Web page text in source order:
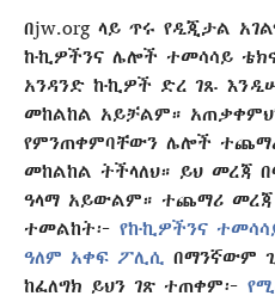
በjw.org ላይ ጥሩ የዲጂታል
ኩኪዎችንና ሌሎች ተመሳሳይ
አንዳንድ ኩኪዎች ድረ ገጹ
መከልከል አይቻልም።
የምንጠቀምባቸውን ሌሎች
መከልከል ትችላለህ። ይህ መረጃ
ዓላማ አይውልም። ተጨማሪ መረጃ
ተመልከት፦ የኩኪዎችንና
ዓለም አቀፍ ፖሊሲ
በማንኛውም
ከፈለግክ ይህን ገጽ ተጠቀም፦
ክፈት)
የመጠበቂያ ግንብ የኢንተርኔት
(አዲስ
ዊንዶው
®
(አዲስ
ዊንዶው
JW Library ® አፕሊኬሽን
Copyright © 2026 Watch Tower